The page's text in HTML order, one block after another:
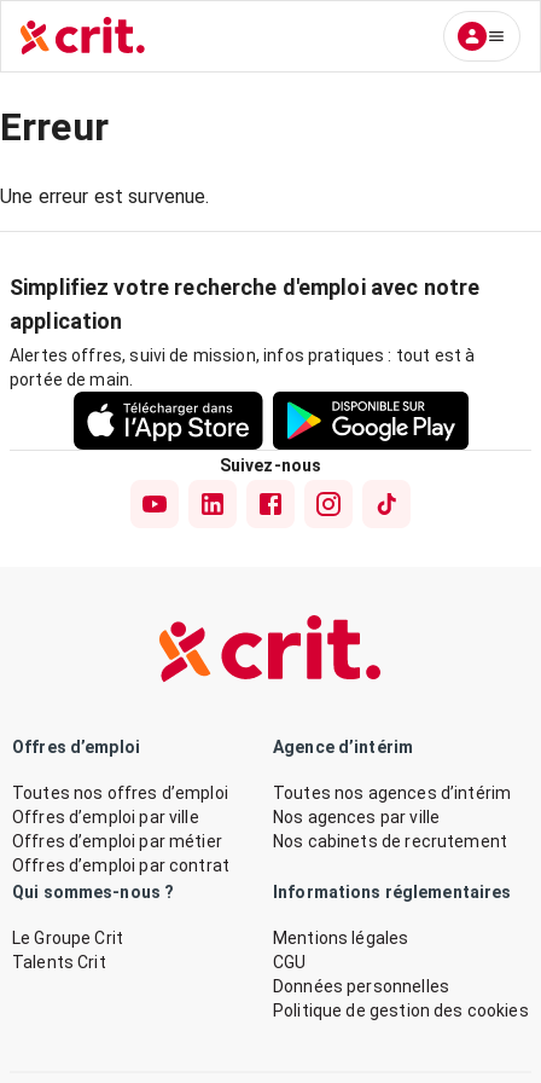
Erreur
Une erreur est survenue.
Simplifiez votre recherche d'emploi avec notre
application
Alertes offres, suivi de mission, infos pratiques : tout est à
portée de main.
Suivez-nous
Offres d’emploi
Toutes nos offres d’emploi
Offres d’emploi par ville
Offres d’emploi par métier
Offres d’emploi par contrat
Agence d’intérim
Toutes nos agences d’intérim
Nos agences par ville
Nos cabinets de recrutement
Qui sommes-nous ?
Le Groupe Crit
Talents Crit
Informations réglementaires
Mentions légales
CGU
Données personnelles
Politique de gestion des cookies